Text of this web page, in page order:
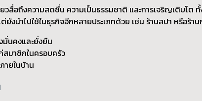
สื่อถึงความสดชื่น ความเป็นธรรมชาติ และการเจริญเติบ
งนำไปใช้ในธุรกิจอีกหลายประเภทด้วย เช่น ร้านสปา หรือร้า
มั่นคงและยั่งยืน
มาชิกในครอบครัว
ายในบ้าน